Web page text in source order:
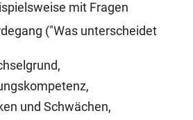
mit Fragen
("Was unterscheidet
und Schwächen,